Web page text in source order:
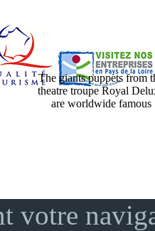
The giants puppets from
theatre troupe Royal
are worldwide famous
votre